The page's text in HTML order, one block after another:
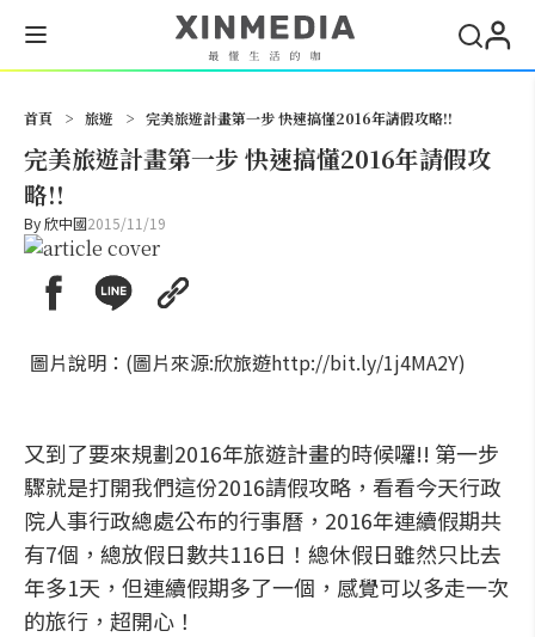
首頁 > 旅遊 > 完美旅遊計畫第一步 快速搞懂2016年請假攻略!!
完美旅遊計畫第一步 快速搞懂2016年請假攻
略!!
By欣中國2015/11/19
圖片說明：(圖片來源:欣旅遊http://bit.ly/1j4MA2Y)
又到了要來規劃2016年旅遊計畫的時候囉!! 第一步
驟就是打開我們這份2016請假攻略，看看今天行政
院人事行政總處公布的行事曆，2016年連續假期共
有7個，總放假日數共116日！總休假日雖然只比去
年多1天，但連續假期多了一個，感覺可以多走一次
的旅行，超開心！